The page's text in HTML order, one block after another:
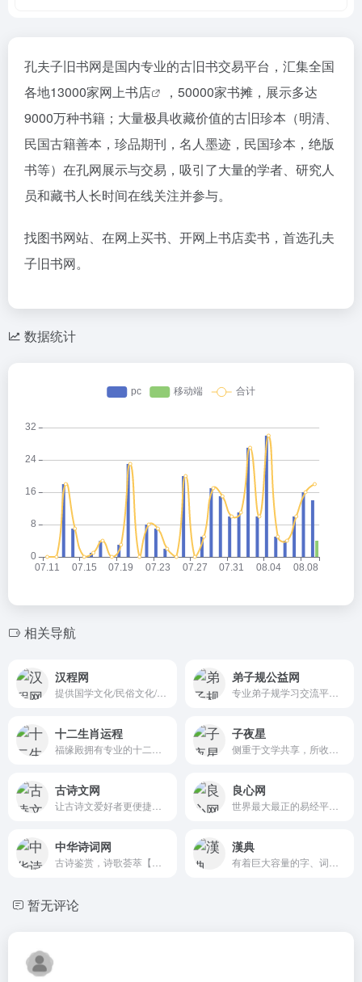
孔夫子旧书网是国内专业的古旧书交易平台，汇集全国
各地13000家网上书店
，50000家书摊，展示多达
9000万种书籍；大量极具收藏价值的古旧珍本（明清、
民国古籍善本，珍品期刊，名人墨迹，民国珍本，绝版
书等）在孔网展示与交易，吸引了大量的学者、研究人
员和藏书人长时间在线关注并参与。
找图书网站、在网上买书、开网上书店卖书，首选孔夫
子旧书网。
数据统计
相关导航
汉程网
提供国学文化/民俗文化/汉语文化/中国哲学/古典文学/传统艺术/传统节日/易学/历法等传统文化内容
弟子规公益网
十二生肖运程 子夜星
古诗文网 良心网
中华诗词网 漢典
暂无评论